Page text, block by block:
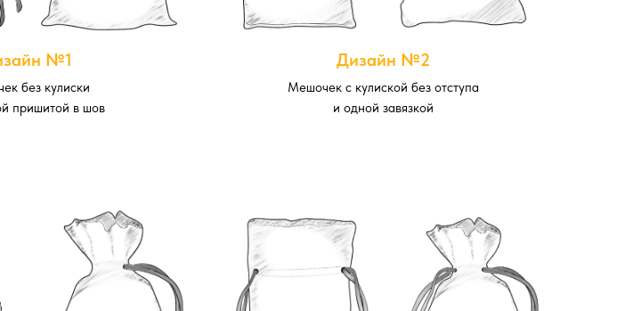
№1
без кулиски
пришитой в шов
Дизайн №2
Мешочек с кулиской без отступа
и одной завязкой